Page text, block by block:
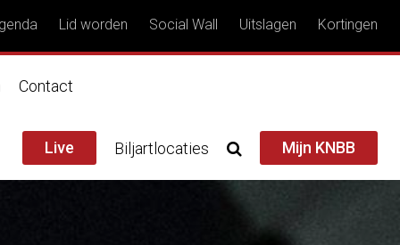
Lid worden Social Wall Uitslagen Kortingen
Contact
Live Biljartlocaties Mijn KNBB